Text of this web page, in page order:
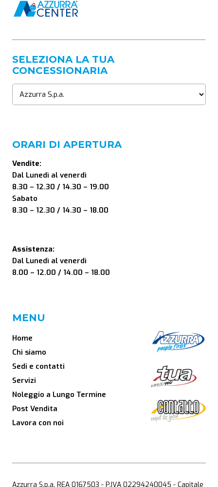
SELEZIONA LA TUA
CONCESSIONARIA
ORARI DI APERTURA
Vendite:
Dal Lunedì al venerdì
8.30 – 12.30 / 14.30 – 19.00
Sabato
8.30 – 12.30 / 14.30 – 18.00
Assistenza:
Dal Lunedì al venerdì
8.00 – 12.00 / 14.00 – 18.00
MENU
Home
Chi siamo
Sedi e contatti
Servizi
Noleggio a Lungo Termine
Post Vendita
Lavora con noi
Azzurra S.p.a. REA 0167503 - P.IVA 02294240045 - Capitale